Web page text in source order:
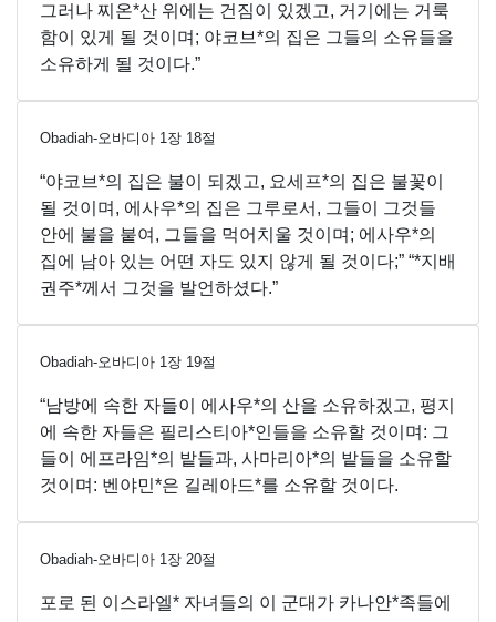
그러나 찌온*산 위에는 건짐이 있겠고, 거기에는 거룩
함이 있게 될 것이며; 야코브*의 집은 그들의 소유들을
소유하게 될 것이다.”
Obadiah-오바디아 1장 18절
“야코브*의 집은 불이 되겠고, 요세프*의 집은 불꽃이
될 것이며, 에사우*의 집은 그루로서, 그들이 그것들
안에 불을 붙여, 그들을 먹어치울 것이며; 에사우*의
집에 남아 있는 어떤 자도 있지 않게 될 것이다;” “*지배
권주*께서 그것을 발언하셨다.”
Obadiah-오바디아 1장 19절
“남방에 속한 자들이 에사우*의 산을 소유하겠고, 평지
에 속한 자들은 필리스티아*인들을 소유할 것이며: 그
들이 에프라임*의 밭들과, 사마리아*의 밭들을 소유할
것이며: 벤야민*은 길레아드*를 소유할 것이다.
Obadiah-오바디아 1장 20절
포로 된 이스라엘* 자녀들의 이 군대가 카나안*족들에